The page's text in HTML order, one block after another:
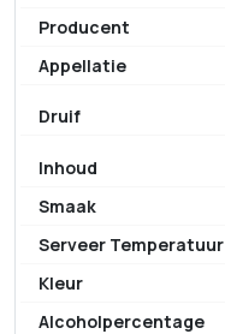
Producent
Appellatie
Druif
Inhoud
Smaak
Serveer Temperatuur
Kleur
Alcoholpercentage